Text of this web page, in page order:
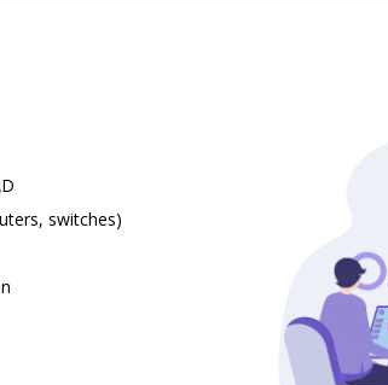
switches)